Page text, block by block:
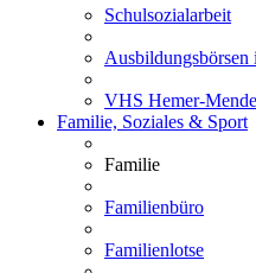
Schulsozialarbeit
VHS Hemer-
Familie, Soziales & Sport
Familie
Familienbüro
Familienlotse